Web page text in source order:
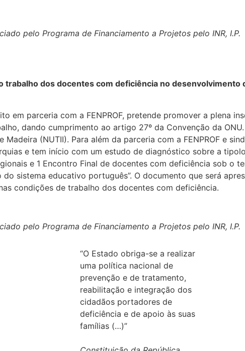
pelo Programa de Financiamento a Projetos pelo INR, I.P.
trabalho dos docentes com deficiência no
em parceria com a FENPROF, pretende promover a plena
dando cumprimento ao artigo 27º da Convenção da
Madeira (NUTII). Para além da parceria com a FENPROF e
e tem início com um estudo de diagnóstico sobre a
e 1 Encontro Final de docentes com deficiência sob o
do sistema educativo português”. O documento que será
condições de trabalho dos docentes com deficiência.
pelo Programa de Financiamento a Projetos pelo INR, I.P.
“O Estado obriga-se a realizar
uma política nacional de
prevenção e de tratamento,
reabilitação e integração dos
cidadãos portadores de
deficiência e de apoio às suas
famílias (…)”